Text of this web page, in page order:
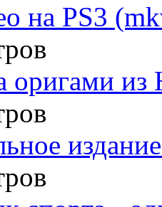
на PS3
оригами из